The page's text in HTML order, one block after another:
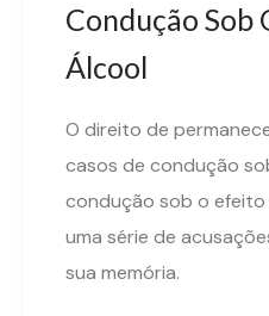
Condução Sob
Álcool
O direito de
casos de condução
condução sob o
uma série de
sua memória.